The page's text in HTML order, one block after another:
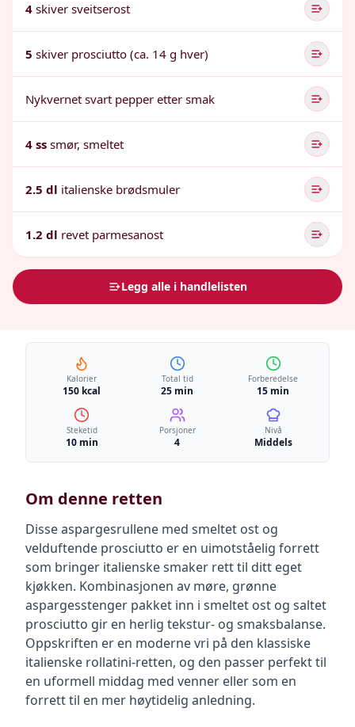
4 skiver sveitserost
5 skiver prosciutto (ca. 14 g hver)
Nykvernet svart pepper etter smak
4 ss smør, smeltet
2.5 dl italienske brødsmuler
1.2 dl revet parmesanost
Legg alle i handlelisten
Kalorier
150 kcal
Total tid
25 min
Forberedelse
15 min
Steketid
10 min
Porsjoner
4
Nivå
Middels
Om denne retten
Disse aspargesrullene med smeltet ost og
velduftende prosciutto er en uimotståelig forrett
som bringer italienske smaker rett til ditt eget
kjøkken. Kombinasjonen av møre, grønne
aspargesstenger pakket inn i smeltet ost og saltet
prosciutto gir en herlig tekstur- og smaksbalanse.
Oppskriften er en moderne vri på den klassiske
italienske rollatini-retten, og den passer perfekt til
en uformell middag med venner eller som en
forrett til en mer høytidelig anledning.